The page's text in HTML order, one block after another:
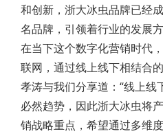
和创新，浙大冰虫品牌已经
名品牌，引领着行业的发展方
在当下这个数字化营销时代
联网，通过线上线下相结合
孝涛与我们分享道：“线上线
必然趋势，因此浙大冰虫将
销战略重点，希望通过多维